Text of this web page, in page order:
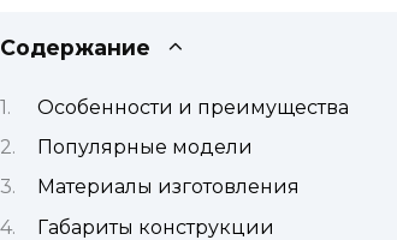
Содержание
Особенности и преимущества
Популярные модели
Материалы изготовления
Габариты конструкции